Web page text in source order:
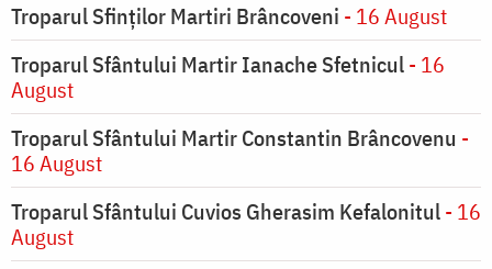
Troparul Sfinților Martiri Brâncoveni - 16 August
Troparul Sfântului Martir Ianache Sfetnicul- 16
August
Troparul Sfântului Martir Constantin Brâncovenu -
16 August
Troparul Sfântului Cuvios Gherasim Kefalonitul- 16
August